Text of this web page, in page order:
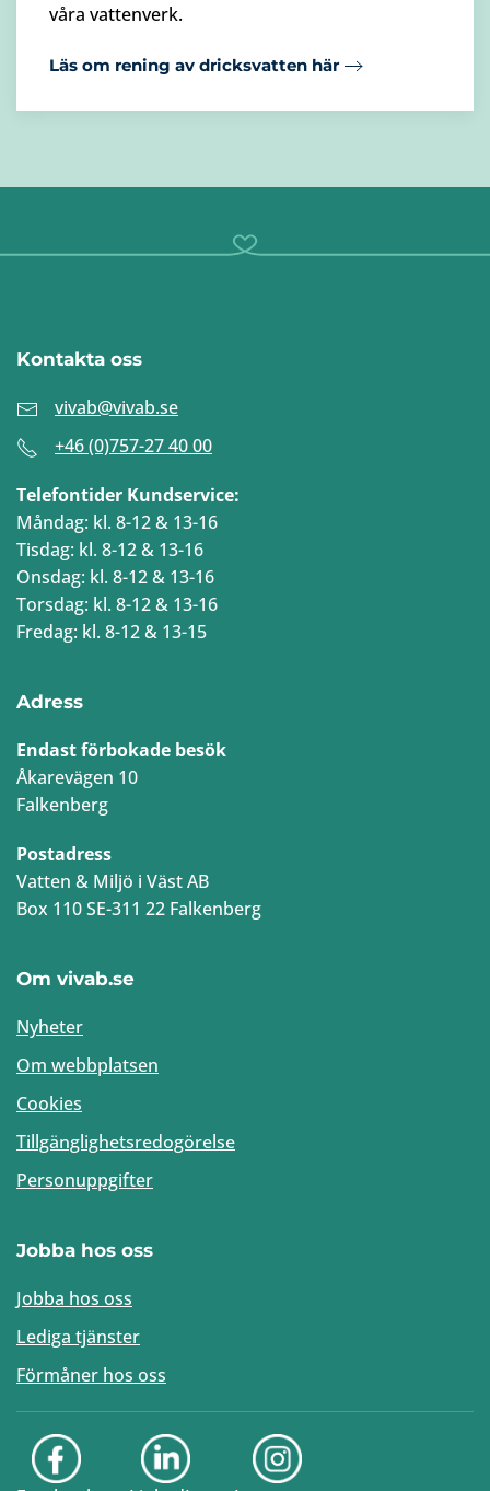
våra vattenverk.
Läs om rening av dricksvatten här
Kontakta oss
vivab@vivab.se
+46 (0)757-27 40 00
Telefontider Kundservice:
Måndag: kl. 8-12 & 13-16
Tisdag: kl. 8-12 & 13-16
Onsdag: kl. 8-12 & 13-16
Torsdag: kl. 8-12 & 13-16
Fredag: kl. 8-12 & 13-15
Adress
Endast förbokade besök
Åkarevägen 10
Falkenberg
Postadress
Vatten & Miljö i Väst AB
Box 110 SE-311 22 Falkenberg
Om vivab.se
Nyheter
Om webbplatsen
Cookies
Tillgänglighetsredogörelse
Personuppgifter
Jobba hos oss
Jobba hos oss
Lediga tjänster
Förmåner hos oss